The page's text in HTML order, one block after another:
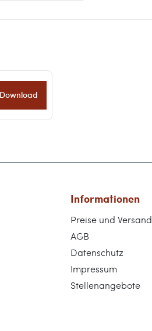
Download
Informationen
Preise und Versand
AGB
Datenschutz
Impressum
Stellenangebote